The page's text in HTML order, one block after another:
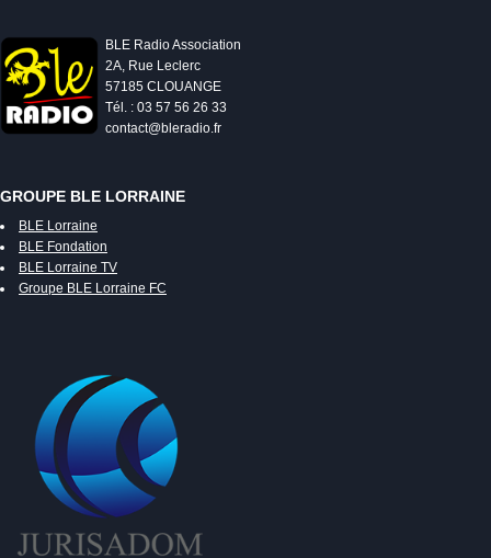
BLE Radio Association
2A, Rue Leclerc
57185 CLOUANGE
Tél. : 03 57 56 26 33
contact@bleradio.fr
GROUPE BLE LORRAINE
BLE Lorraine
BLE Fondation
BLE Lorraine TV
Groupe BLE Lorraine FC